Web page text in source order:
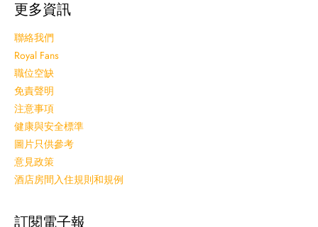
更多資訊
聯絡我們
Royal Fans
職位空缺
免責聲明
注意事項
健康與安全標準
圖片只供參考
意見政策
酒店房間入住規則和規例
訂閱電子報